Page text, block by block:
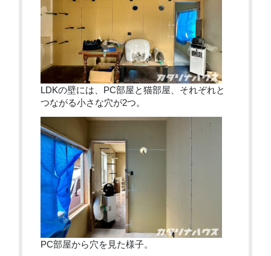
LDKの壁には、PC部屋と猫部屋、それぞれと
つながる小さな穴が2つ。
PC部屋から穴を見た様子。